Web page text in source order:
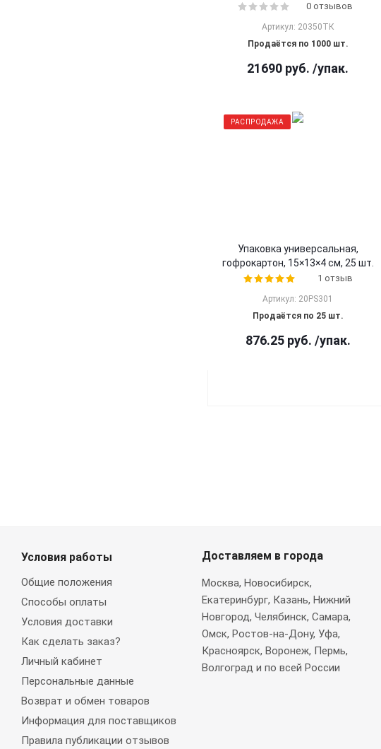
0 отзывов
Артикул: 20350ТК
Продаётся по 1000 шт.
21690 руб. /упак.
РАСПРОДАЖА
Упаковка универсальная,
гофрокартон, 15×13×4 см, 25 шт.
1 отзыв
Артикул: 20PS301
Продаётся по 25 шт.
876.25 руб. /упак.
Условия работы
Общие положения
Способы оплаты
Условия доставки
Как сделать заказ?
Личный кабинет
Персональные данные
Возврат и обмен товаров
Информация для поставщиков
Правила публикации отзывов
Доставляем в города
Москва, Новосибирск,
Екатеринбург, Казань, Нижний
Новгород, Челябинск, Самара,
Омск, Ростов-на-Дону, Уфа,
Красноярск, Воронеж, Пермь,
Волгоград и по всей России